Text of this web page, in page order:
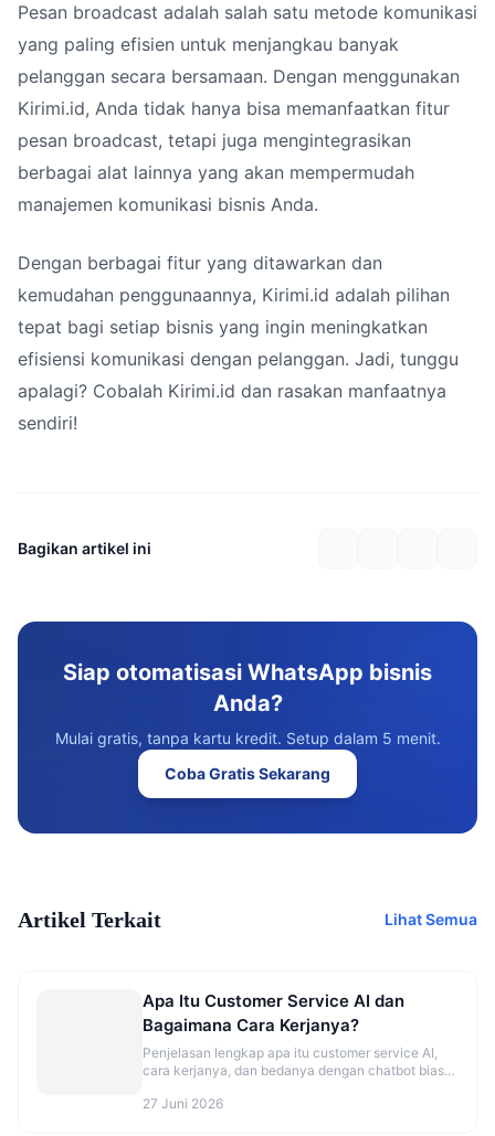
Pesan broadcast adalah salah satu metode komunikasi
yang paling efisien untuk menjangkau banyak
pelanggan secara bersamaan. Dengan menggunakan
Kirimi.id, Anda tidak hanya bisa memanfaatkan fitur
pesan broadcast, tetapi juga mengintegrasikan
berbagai alat lainnya yang akan mempermudah
manajemen komunikasi bisnis Anda.
Dengan berbagai fitur yang ditawarkan dan
kemudahan penggunaannya, Kirimi.id adalah pilihan
tepat bagi setiap bisnis yang ingin meningkatkan
efisiensi komunikasi dengan pelanggan. Jadi, tunggu
apalagi? Cobalah Kirimi.id dan rasakan manfaatnya
sendiri!
Bagikan artikel ini
Siap otomatisasi WhatsApp bisnis
Anda?
Mulai gratis, tanpa kartu kredit. Setup dalam 5 menit.
Coba Gratis Sekarang
Artikel Terkait Lihat Semua
Apa Itu Customer Service AI dan
Bagaimana Cara Kerjanya?
Penjelasan lengkap apa itu customer service AI,
cara kerjanya, dan bedanya dengan chatbot biasa.
pelanggan otomatis 24/7.
27 Juni 2026